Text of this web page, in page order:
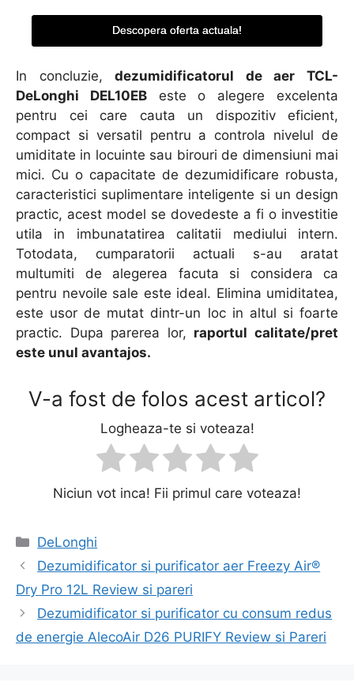
Descopera oferta actuala!
In concluzie,dezumidificatorul de aer TCL-
DeLonghi DEL10EBeste o alegere excelenta
pentru cei care cauta un dispozitiv eficient,
compact si versatil pentru a controla nivelul de
umiditate in locuinte sau birouri de dimensiuni mai
mici. Cu o capacitate de dezumidificare robusta,
caracteristici suplimentare inteligente si un design
practic, acest model se dovedeste a fi o investitie
utila in imbunatatirea calitatii mediului intern.
Totodata, cumparatorii actuali s-au aratat
multumiti de alegerea facuta si considera ca
pentru nevoile sale este ideal. Elimina umiditatea,
este usor de mutat dintr-un loc in altul si foarte
practic. Dupa parerea lor, raportul calitate/pret
este unul avantajos.
V-a fost de folos acest articol?
Logheaza-te si voteaza!
Niciun vot inca! Fii primul care voteaza!
Categorii
DeLonghi
Navigare
în
articole
Dezumidificator si purificator aer Freezy Air®
Dry Pro 12L Review si pareri
Dezumidificator si purificator cu consum redus
de energie AlecoAir D26 PURIFY Review si Pareri